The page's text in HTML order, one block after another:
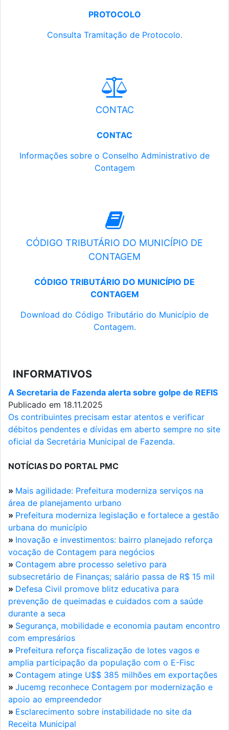
PROTOCOLO
Consulta Tramitação de Protocolo.
CONTAC
CONTAC
Informações sobre o Conselho Administrativo de
Contagem
CÓDIGO TRIBUTÁRIO DO MUNICÍPIO DE
CONTAGEM
CÓDIGO TRIBUTÁRIO DO MUNICÍPIO DE
CONTAGEM
Download do Código Tributário do Município de
Contagem.
INFORMATIVOS
A Secretaria de Fazenda alerta sobre golpe de REFIS
Publicado em 18.11.2025
Os contribuintes precisam estar atentos e verificar
débitos pendentes e dívidas em aberto sempre no site
oficial da Secretária Municipal de Fazenda.
NOTÍCIAS DO PORTAL PMC
» Mais agilidade: Prefeitura moderniza serviços na
área de planejamento urbano
» Prefeitura moderniza legislação e fortalece a gestão
urbana do município
» Inovação e investimentos: bairro planejado reforça
vocação de Contagem para negócios
» Contagem abre processo seletivo para
subsecretário de Finanças; salário passa de R$ 15 mil
» Defesa Civil promove blitz educativa para
prevenção de queimadas e cuidados com a saúde
durante a seca
» Segurança, mobilidade e economia pautam encontro
com empresários
» Prefeitura reforça fiscalização de lotes vagos e
amplia participação da população com o E-Fisc
» Contagem atinge U$$ 385 milhões em exportações
» Jucemg reconhece Contagem por modernização e
apoio ao empreendedor
» Esclarecimento sobre instabilidade no site da
Receita Municipal